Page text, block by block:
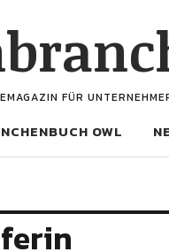
FÜR
OWL